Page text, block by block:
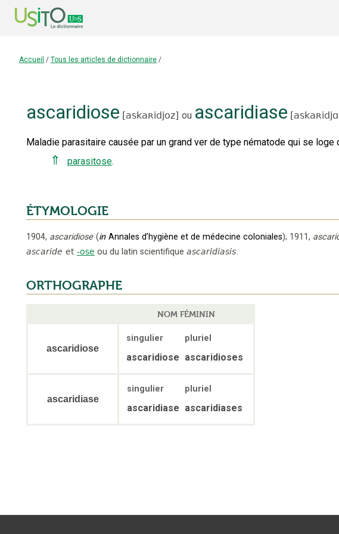
Accueil / Tous les articles de dictionnaire /
ascaridiose [askaʀidjoz] ou ascaridiase [
Maladie parasitaire causée par un grand ver de type nématode qui se loge
⇑ parasitose.
ÉTYMOLOGIE
1904, ascaridiose (in Annales d’hygiène et de médecine coloniales); 1911,
ascaride et -ose ou du latin scientifique ascaridiasis.
ORTHOGRAPHE
NOM FÉMININ
ascaridiose
singulier pluriel
ascaridiose ascaridioses
ascaridiase
singulier pluriel
ascaridiase ascaridiases